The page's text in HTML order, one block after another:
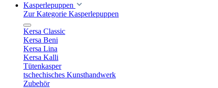
Kasperlepuppen
Zur Kategorie Kasperlepuppen
Kersa Classic
Kersa Beni
Kersa Lina
Kersa Kalli
Tütenkasper
tschechisches Kunsthandwerk
Zubehör